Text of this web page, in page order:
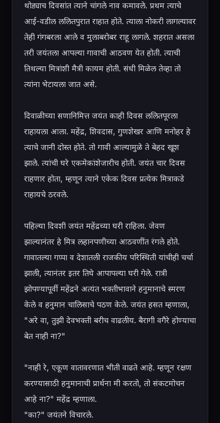
थोड्याच दिवसांत त्याने चांगले नाव कमावले. प्रथम त्याचे
आई-वडील ललितपुरात राहात होते. त्याला नोकरी लागल्यावर
तेही गंगबरला आले व मुलाबरोबर राहू लागले. शहरात असला
तरी जयंतला आपल्या गावाची आठवण येत होती. त्याची
तिथल्या मित्रांशी मैत्री कायम होती. संधी मिळेल तेव्हा तो
त्यांना भेटायला जात असे.
दिवाळीच्या सणानिमित्त जयंत काही दिवस ललितपूरला
राहायला आला. महेंद्र, शिवदास, गुणशेखर आणि मनोहर हे
त्याचे जानी दोस्त होते. तो गावी आल्यामुळे ते बेहद खूश
झाले. त्यांची घरे एकमेकांशेजारीच होती. जयंत चार दिवस
राहणार होता, म्हणून त्याने एकेक दिवस प्रत्येक मित्राकडे
राहायचे ठरवले.
पहिल्या दिवशी जयंत महेंद्रच्या घरी राहिला. जेवण
झाल्यानंतर हे मित्र लहानपणीच्या आठवणींत रंगले होते.
गावातल्या गप्पा व देशातली राजकीय परिस्थिती यांचीही चर्चा
झाली, त्यानंतर इतर तिघे आपापल्या घरी गेले. रात्री
झोपण्यापूर्वी महेंद्रने अत्यंत भक्तीभावाने हनुमानाचे स्मरण
केले व हनुमान चालिसाचे पठण केले. जयंत हसत म्हणाला,
"अरे वा, तुझी देवभक्ती बरीच वाढलीय. बैरागी वगैरे होण्याचा
बेत नाही ना?"
"नाही रे, एकूण वातावरणात भीती वाढते आहे. म्हणून रक्षण
करण्यासाठी हनुमानाची प्रार्थना मी करतो, तो संकटमोचन
आहे ना?" महेंद्र म्हणाला.
"का?" जयंतने विचारले.